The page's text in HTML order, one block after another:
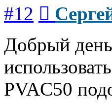
#12
Добрый
PVAC50